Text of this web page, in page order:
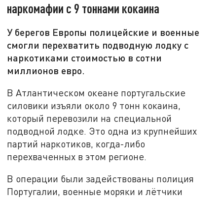
наркомафии с 9 тоннами кокаина
У берегов Европы полицейские и военные
смогли перехватить подводную лодку с
наркотиками стоимостью в сотни
миллионов евро.
В Атлантическом океане португальские
силовики изъяли около 9 тонн кокаина,
который перевозили на специальной
подводной лодке. Это одна из крупнейших
партий наркотиков, когда-либо
перехваченных в этом регионе.
В операции были задействованы полиция
Португалии, военные моряки и лётчики